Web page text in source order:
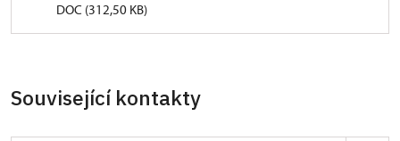
DOC (312,50 KB)
Související kontakty